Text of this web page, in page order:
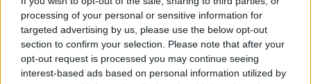
processing of your personal or sensitive information for
targeted advertising by us, please use the below opt-out
section to confirm your selection. Please note that after your
opt-out request is processed you may continue seeing
interest-based ads based on personal information utilized by
rikthehet në qendër të
vëmendjes